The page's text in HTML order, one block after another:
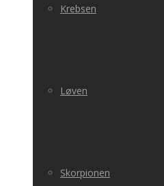
Krebsen
Løven
Skorpionen